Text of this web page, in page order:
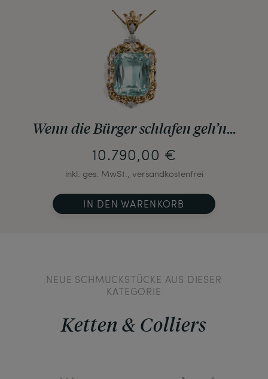
Wenn die Bürger schlafen geh’n...
10.790,00 €
inkl. ges. MwSt., versandkostenfrei
IN DEN WARENKORB
NEUE SCHMUCKSTÜCKE AUS DIESER
KATEGORIE
Ketten & Colliers